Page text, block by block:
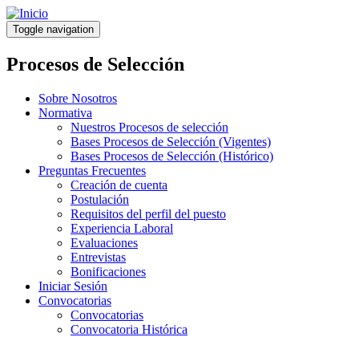
Pasar
al
contenido
principal
Toggle navigation
Procesos de Selección
Sobre Nosotros
Normativa
Nuestros Procesos de selección
Bases Procesos de Selección (Vigentes)
Bases Procesos de Selección (Histórico)
Preguntas Frecuentes
Creación de cuenta
Postulación
Requisitos del perfil del puesto
Experiencia Laboral
Evaluaciones
Entrevistas
Bonificaciones
Iniciar Sesión
Convocatorias
Convocatorias
Convocatoria Histórica